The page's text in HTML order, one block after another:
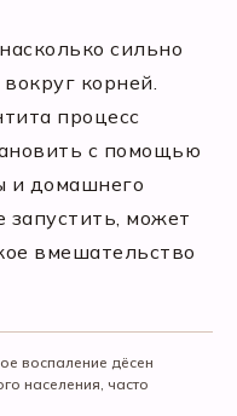
сильно
корней.
процесс
с помощью
и домашнего
запустить, может
вмешательство
воспаление дёсен
населения, часто